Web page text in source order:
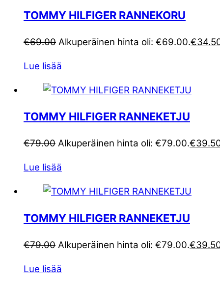
TOMMY HILFIGER RANNEKORU
€69.00 Alkuperäinen hinta oli: €69.00.€
Lue lisää
TOMMY HILFIGER RANNEKETJU
€79.00 Alkuperäinen hinta oli: €79.00.€
Lue lisää
TOMMY HILFIGER RANNEKETJU
€79.00 Alkuperäinen hinta oli: €79.00.€
Lue lisää